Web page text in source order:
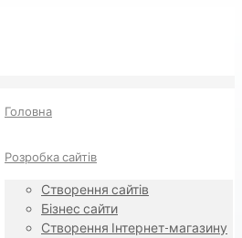
Головна
Розробка сайтів
Створення сайтів
Бізнес сайти
Створення Інтернет-магазину